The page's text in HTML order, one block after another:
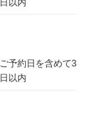
日以内
ご予約日を含めて3
日以内